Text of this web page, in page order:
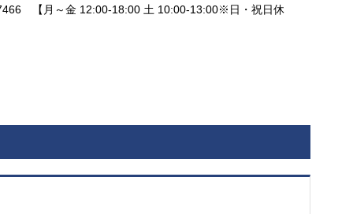
【月～金 12:00-18:00 土 10:00-13:00※日・祝日休